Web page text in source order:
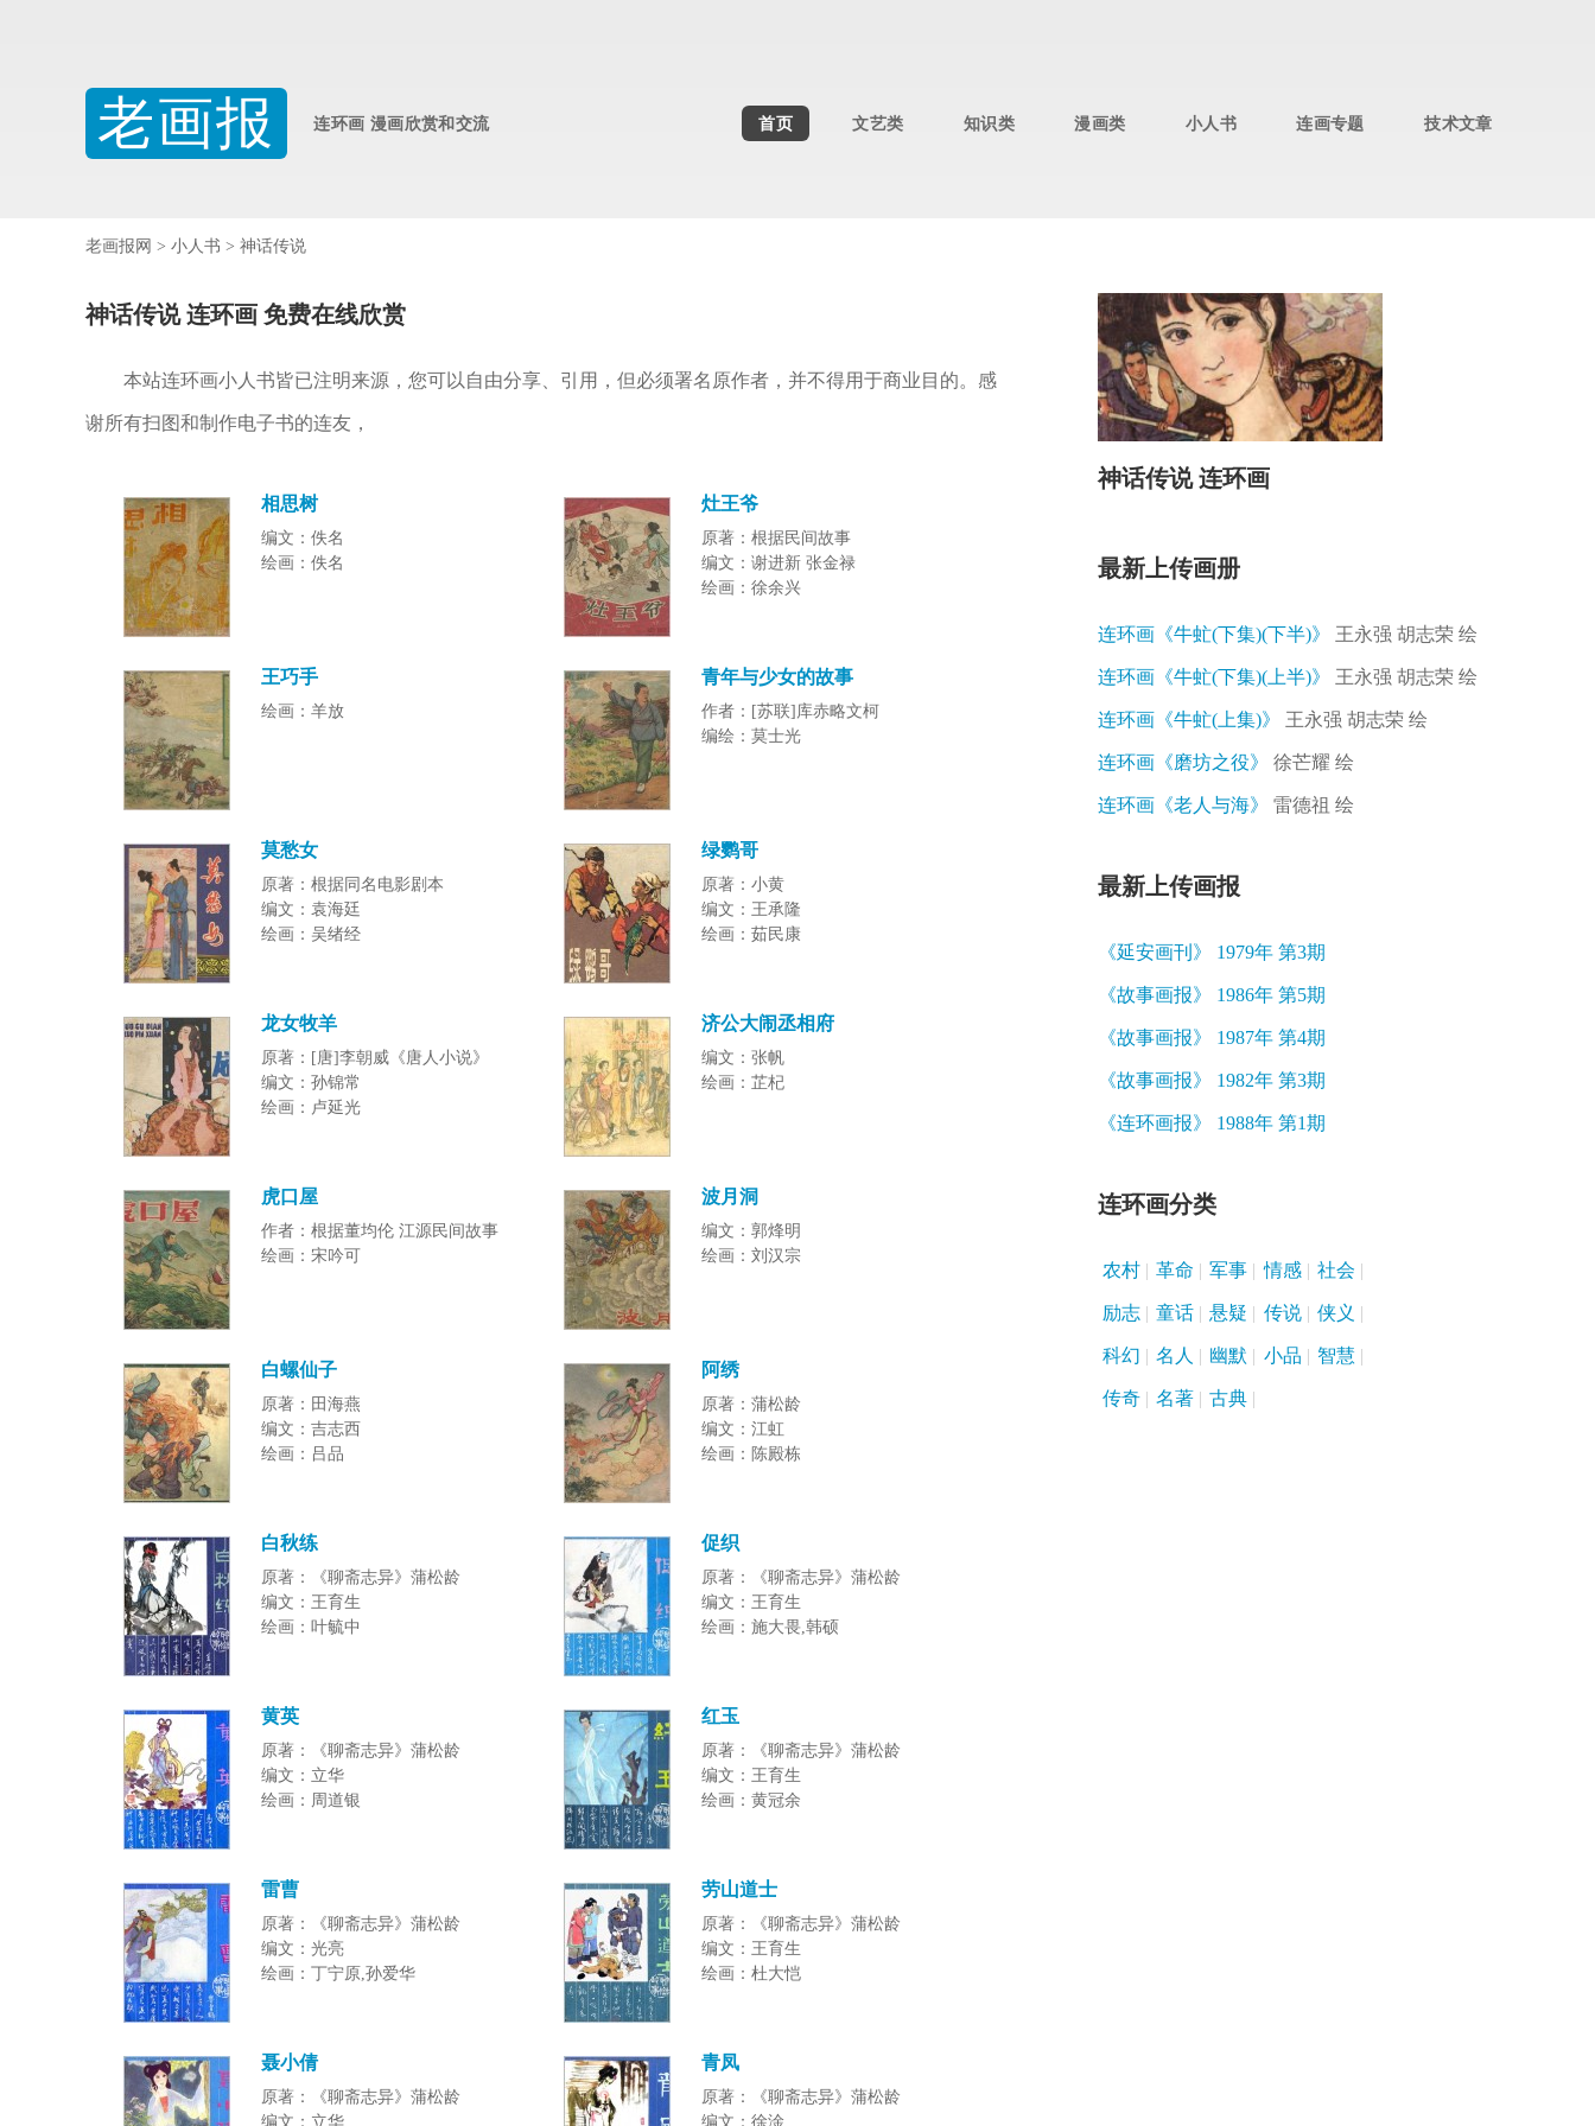
老画报 连环画 漫画欣赏和交流 首页 文艺类 知识类 漫画类 小人书 连画专题 技术文章
老画报网 > 小人书 > 神话传说
神话传说 连环画 免费在线欣赏
本站连环画小人书皆已注明来源，您可以自由分享、引用，但必须署名原作者，并不得用于商业目的。感
谢所有扫图和制作电子书的连友，
相思树
编文：佚名
绘画：佚名
灶王爷
原著：根据民间故事
编文：谢进新 张金禄
绘画：徐余兴
王巧手
绘画：羊放
青年与少女的故事
作者：[苏联]库赤略文柯
编绘：莫士光
莫愁女
原著：根据同名电影剧本
编文：袁海廷
绘画：吴绪经
绿鹦哥
原著：小黄
编文：王承隆
绘画：茹民康
龙女牧羊
原著：[唐]李朝威《唐人小说》
编文：孙锦常
绘画：卢延光
济公大闹丞相府
编文：张帆
绘画：芷杞
虎口屋
作者：根据董均伦 江源民间故事
绘画：宋吟可
波月洞
编文：郭烽明
绘画：刘汉宗
白螺仙子
原著：田海燕
编文：吉志西
绘画：吕品
阿绣
原著：蒲松龄
编文：江虹
绘画：陈殿栋
白秋练
原著：《聊斋志异》蒲松龄
编文：王育生
绘画：叶毓中
促织
原著：《聊斋志异》蒲松龄
编文：王育生
绘画：施大畏,韩硕
黄英
原著：《聊斋志异》蒲松龄
编文：立华
绘画：周道银
红玉
原著：《聊斋志异》蒲松龄
编文：王育生
绘画：黄冠余
雷曹
原著：《聊斋志异》蒲松龄
编文：光亮
绘画：丁宁原,孙爱华
劳山道士
原著：《聊斋志异》蒲松龄
编文：王育生
绘画：杜大恺
聂小倩
原著：《聊斋志异》蒲松龄
编文：立华
青凤
原著：《聊斋志异》蒲松龄
编文：徐淦
神话传说 连环画
最新上传画册
连环画《牛虻(下集)(下半)》 王永强 胡志荣 绘
连环画《牛虻(下集)(上半)》 王永强 胡志荣 绘
连环画《牛虻(上集)》 王永强 胡志荣 绘
连环画《磨坊之役》 徐芒耀 绘
连环画《老人与海》 雷德祖 绘
最新上传画报
《延安画刊》 1979年 第3期
《故事画报》 1986年 第5期
《故事画报》 1987年 第4期
《故事画报》 1982年 第3期
《连环画报》 1988年 第1期
连环画分类
农村 革命 军事 情感 社会
励志 童话 悬疑 传说 侠义
科幻 名人 幽默 小品 智慧
传奇 名著 古典